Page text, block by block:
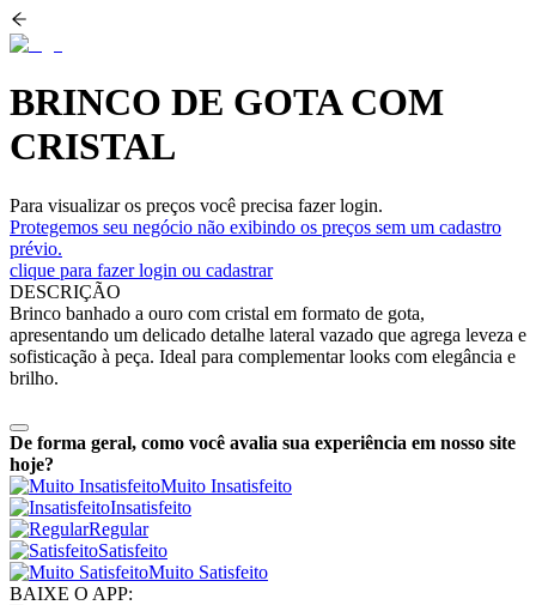
BRINCO DE GOTA COM
CRISTAL
Para visualizar os preços você precisa fazer login.
Protegemos seu negócio não exibindo os preços sem um cadastro
prévio.
clique para fazer login ou cadastrar
DESCRIÇÃO
Brinco banhado a ouro com cristal em formato de gota,
apresentando um delicado detalhe lateral vazado que agrega leveza e
sofisticação à peça. Ideal para complementar looks com elegância e
brilho.
De forma geral, como você avalia sua experiência em nosso site
hoje?
Muito Insatisfeito
Insatisfeito
Regular
Satisfeito
Muito Satisfeito
BAIXE O APP: